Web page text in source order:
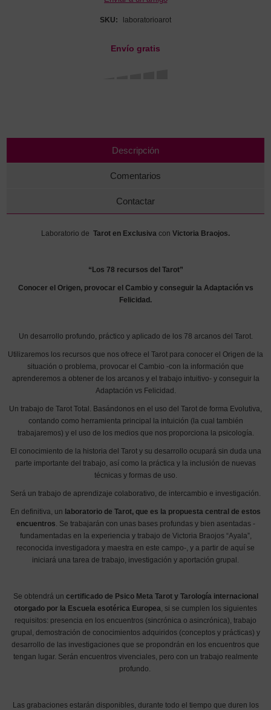
SKU: laboratorioarot
Envío gratis
Descripción
Comentarios
Contactar
Laboratorio de Tarot en Exclusiva con Victoria Braojos.
“Los 78 recursos del Tarot”
Conocer el Origen, provocar el Cambio y conseguir la Adaptación vs
Felicidad.
Un desarrollo profundo, práctico y aplicado de los 78 arcanos del Tarot.
Utilizaremos los recursos que nos ofrece el Tarot para conocer el Origen de la
situación o problema, provocar el Cambio -con la información que
aprenderemos a obtener de los arcanos y el trabajo intuitivo- y conseguir la
Adaptación vs Felicidad.
Un trabajo de Tarot Total. Basándonos en el uso del Tarot de forma Evolutiva,
contando como herramienta principal la intuición (la cual también
trabajaremos) y el uso de los medios que nos proporciona la psicología.
El conocimiento de la historia del Tarot y su desarrollo ocupará sin duda una
parte importante del trabajo, así como la práctica y la inclusión de nuevas
técnicas y formas de uso.
Será un trabajo de aprendizaje colaborativo, de intercambio e investigación.
En definitiva, un laboratorio de Tarot, que es la propuesta central de estos
encuentros . Se trabajarán con unas bases profundas y bien asentadas -
fundamentadas en la experiencia y trabajo de Victoria Braojos “Ayala”,
reconocida investigadora y maestra en este campo-, y a partir de aquí se
iniciará una tarea de trabajo, investigación y aportación grupal.
Se obtendrá un certificado de Psico Meta Tarot y Tarología internacional
otorgado por la Escuela esotérica Europea , si se cumplen los siguientes
requisitos: presencia en los encuentros (sincrónica o asincrónica), trabajo
grupal, demostración de conocimientos adquiridos (conceptos y prácticas) y
desarrollo de las investigaciones que se propondrán en los encuentros que
tengan lugar. Serán encuentros vivenciales, pero con un trabajo realmente
profundo.
Las grabaciones estarán disponibles, durante todo el tiempo que duren los